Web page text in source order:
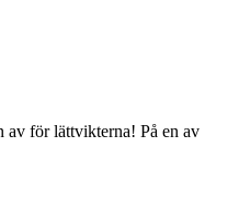
av för lättvikterna! På en av